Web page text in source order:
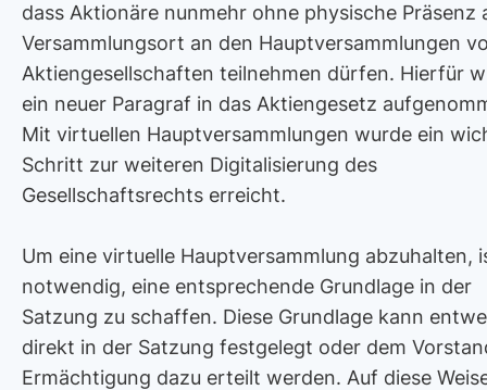
dass Aktionäre nunmehr ohne physische Präsenz
Versammlungsort an den Hauptversammlungen
Aktiengesellschaften teilnehmen dürfen. Hierfür
ein neuer Paragraf in das Aktiengesetz
Mit virtuellen Hauptversammlungen wurde ein
Schritt zur weiteren Digitalisierung des
Gesellschaftsrechts erreicht.
Um eine virtuelle Hauptversammlung abzuhalten,
notwendig, eine entsprechende Grundlage in der
Satzung zu schaffen. Diese Grundlage kann
direkt in der Satzung festgelegt oder dem
Ermächtigung dazu erteilt werden. Auf diese